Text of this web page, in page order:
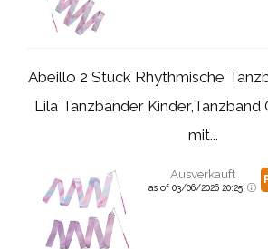
Abeillo 2 Stück Rhythmische
Lila Tanzbänder Kinder,Tanzband
mit...
Ausverkauft
as of 03/06/2026 20:25